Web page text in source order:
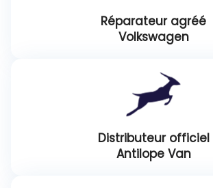
Réparateur agréé
Volkswagen
Distributeur officiel
Antilope Van